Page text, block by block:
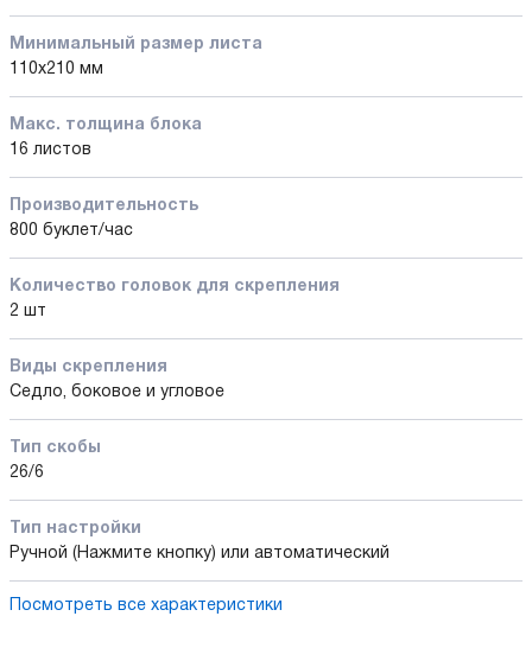
Минимальный размер листа
110x210 мм
Макс. толщина блока
16 листов
Производительность
800 буклет/час
Количество головок для скрепления
2 шт
Виды скрепления
Седло, боковое и угловое
Тип скобы
26/6
Тип настройки
Ручной (Нажмите кнопку) или автоматический
Посмотреть все характеристики